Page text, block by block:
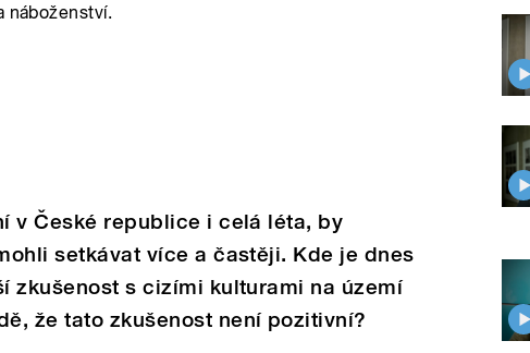
náboženství.
v České republice i celá léta, by
setkávat více a častěji. Kde je dnes
zkušenost s cizími kulturami na území
že tato zkušenost není pozitivní?